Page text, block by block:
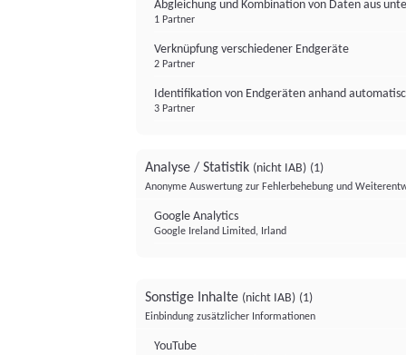
Abgleichung und Kombination von Daten aus
1 Partner
Verknüpfung verschiedener Endgeräte
2 Partner
Identifikation von Endgeräten anhand
3 Partner
Analyse / Statistik (nicht IAB) (1)
Anonyme Auswertung zur Fehlerbehebung und
Google Analytics
Google Ireland Limited, Irland
Sonstige Inhalte (nicht IAB) (1)
Einbindung zusätzlicher Informationen
YouTube